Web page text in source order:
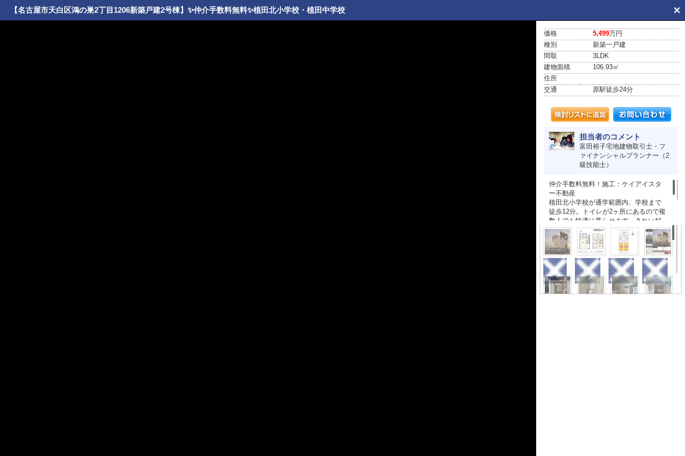
【名古屋市天白区鴻の巣2丁目1206新築戸建2号棟】✨️仲介手数料無料✨️植田北小学校・植田中学校
価格 5,499万円
種別
新築一戸建
間取
3LDK
建物面積
106.93㎡
住所
愛知県名古屋市天白区鴻の巣２丁目1206
交通 原駅徒歩24分
担当者のコメント
富田裕子宅地建物取引士・フ
ァイナンシャルプランナー（2
級技能士）
仲介手数料無料！施工：ケイアイスタ
ー不動産
植田北小学校が通学範囲内、学校まで
徒歩12分。トイレが2ヶ所にあるので複
数人でも快適に暮らせます。きれい好
きな方など幅広い層の方にお勧めの新
築戸建て物件で清々しい新生活を。24
時間換気システム付きなのでウイルス
対策にもつながります。当社スタッフ
が住まい探しをサポートいたします。
名古屋市営鶴舞線原周辺で不動産を購
入するのであれば、ぜひお問い合わせ
ください。